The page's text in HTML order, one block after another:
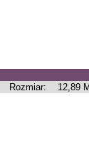
Rozmiar:
12,89